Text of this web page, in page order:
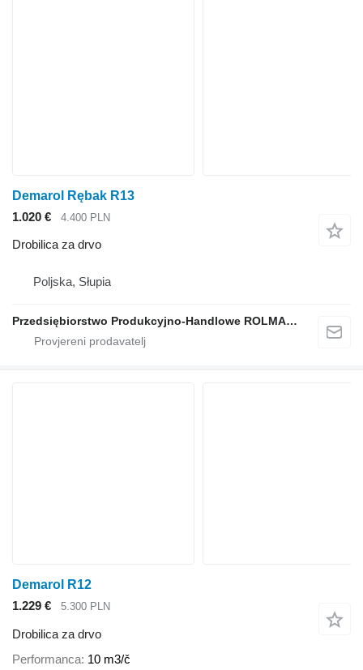
Demarol Rębak R13
1.020 €
4.400 PLN
Drobilica za drvo
Poljska, Słupia
Przedsiębiorstwo Produkcyjno-Handlowe ROLMAPOL Marcin Dziekan
Demarol R12
1.229 €
5.300 PLN
Drobilica za drvo
Performanca 10 m3/č